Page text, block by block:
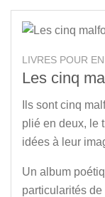
LIVRES POUR
Les cinq
Ils sont cinq
plié en deux, le
idées à leur
Un album
particularités de